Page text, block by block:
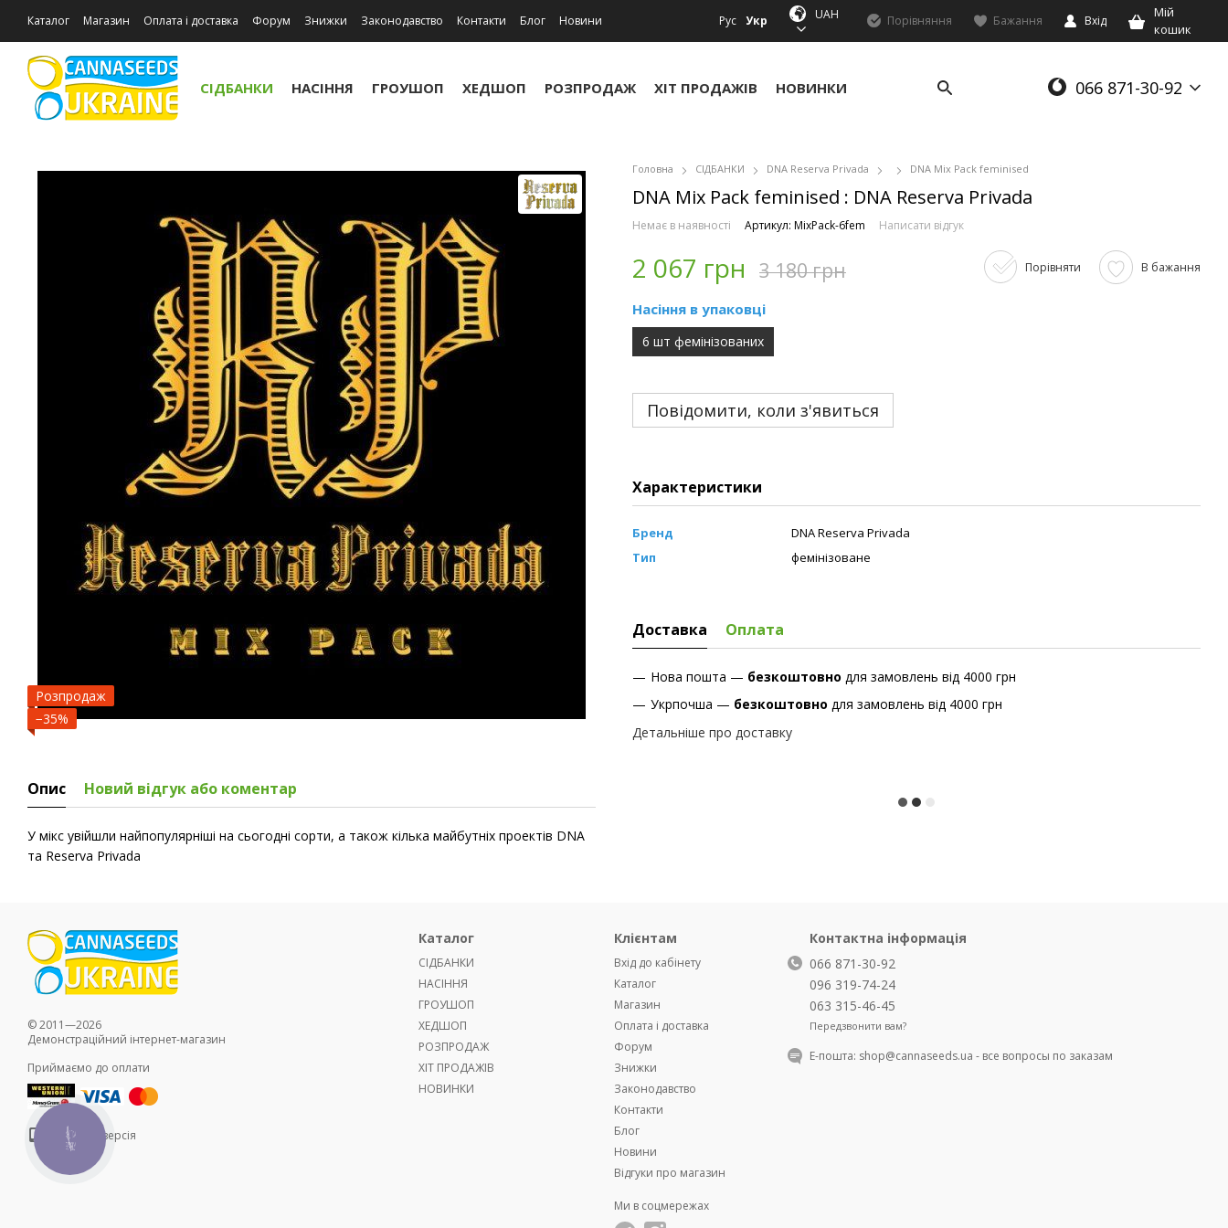
Каталог Магазин Оплата і доставка Форум Знижки Законодавство Контакти Блог
Новини
Рус Укр UAH Порівняння Бажання Вхід
Мій
кошик
СІДБАНКИ НАСІННЯ ГРОУШОП ХЕДШОП РОЗПРОДАЖ ХІТ ПРОДАЖІВ НОВИНКИ 066 871-30-92
Розпродаж
−35%
Опис Новий відгук або коментар
У мікс увійшли найпопулярніші на сьогодні сорти, а також кілька майбутніх проектів DNA
та Reserva Privada
Головна СІДБАНКИ DNA Reserva Privada DNA Mix Pack feminised
DNA Mix Pack feminised : DNA Reserva Privada
Немає в наявності Артикул: MixPack-6fem Написати відгук
2 067 грн 3 180 грн Порівняти В бажання
Насіння в упаковці
6 шт фемінізованих
Повідомити, коли з'явиться
Характеристики
Бренд
DNA Reserva Privada
Тип
фемінізоване
Доставка Оплата
Нова пошта — безкоштовно для замовлень від 4000 грн
Укрпочша — безкоштовно для замовлень від 4000 грн
Детальніше про доставку
© 2011—2026
Демонстраційний інтернет-магазин
Приймаємо до оплати
Мобільна версія
Каталог
СІДБАНКИ
НАСІННЯ
ГРОУШОП
ХЕДШОП
РОЗПРОДАЖ
ХІТ ПРОДАЖІВ
НОВИНКИ
Клієнтам
Вхід до кабінету
Каталог
Магазин
Оплата і доставка
Форум
Знижки
Законодавство
Контакти
Блог
Новини
Відгуки про магазин
Ми в соцмережах
Контактна інформація
066 871-30-92
096 319-74-24
063 315-46-45
Передзвонити вам?
Е-пошта: shop@cannaseeds.ua - все вопросы по заказам
КНОПКА
ЗВ'ЯЗКУ